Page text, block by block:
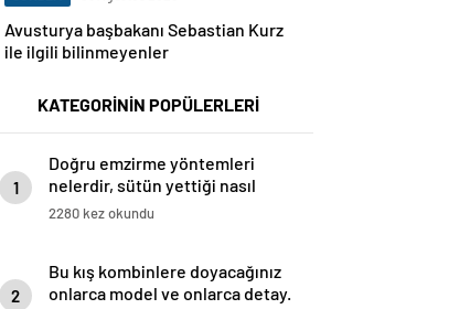
Avusturya başbakanı Sebastian Kurz
ile ilgili bilinmeyenler
KATEGORİNİN POPÜLERLERİ
1
Doğru emzirme yöntemleri
nelerdir, sütün yettiği nasıl
anlaşılır?
2280 kez okundu
2
Bu kış kombinlere doyacağınız
onlarca model ve onlarca detay.